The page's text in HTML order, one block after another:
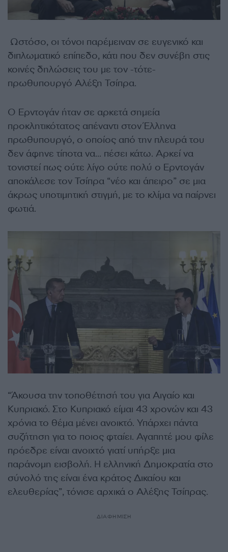
Ωστόσο, οι τόνοι παρέμειναν σε ευγενικό και
διπλωματικό επίπεδο, κάτι που δεν συνέβη στις
κοινές δηλώσεις του με τον -τότε-
πρωθυπουργό Αλέξη Τσίπρα.
Ο Ερντογάν ήταν σε αρκετά σημεία
προκλητικότατος απέναντι στον Έλληνα
πρωθυπουργό, ο οποίος από την πλευρά του
δεν άφηνε τίποτα να… πέσει κάτω. Αρκεί να
τονιστεί πως ούτε λίγο ούτε πολύ ο Ερντογάν
αποκάλεσε τον Τσίπρα “νέο και άπειρο” σε μια
άκρως υποτιμητική στιγμή, με το κλίμα να παίρνει
φωτιά.
“Άκουσα την τοποθέτησή του για Αιγαίο και
Κυπριακό. Στο Κυπριακό είμαι 43 χρονών και 43
χρόνια το θέμα μένει ανοικτό. Υπάρχει πάντα
συζήτηση για το ποιος φταίει. Αγαπητέ μου φίλε
πρόεδρε είναι ανοιχτό γιατί υπήρξε μια
παράνομη εισβολή. Η ελληνική Δημοκρατία στο
σύνολό της είναι ένα κράτος Δικαίου και
ελευθερίας”, τόνισε αρχικά ο Αλέξης Τσίπρας.
ΔΙΑΦΗΜΙΣΗ